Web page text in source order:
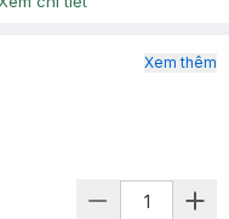
Xem thêm